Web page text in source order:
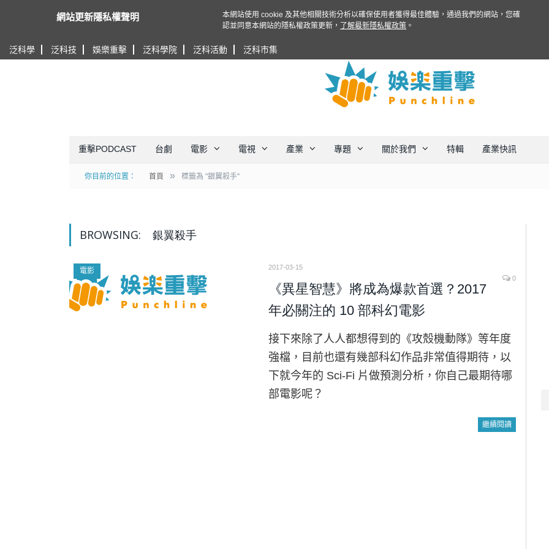
泛科學 泛科技 娛樂重擊 泛科學院 泛科活動 泛科市集
重擊PODCAST 台劇 電影 電視 產業 專題 關於我們 特輯 產業快訊
你目前的位置： 首頁 » 標籤為 "銀翼殺手"
BROWSING: 銀翼殺手
電影
2017-03-15
0
《異星智慧》將成為爆款首選？2017
年必關注的 10 部科幻電影
接下來除了人人都想得到的《攻殼機動隊》等年度
強檔，目前也還有幾部科幻作品非常值得期待，以
下就今年的 Sci-Fi 片做預測分析，你自己最期待哪
部電影呢？
繼續閱讀
網站更新隱私權聲明
本網站使用 cookie 及其他相關技術分析以確保使用者獲得最佳體驗，通過我們的網站，您確
認並同意本網站的隱私權政策更新，
了解最新隱私權政策 。